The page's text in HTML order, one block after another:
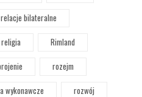
relacje bilateralne
religia
Rimland
rozejm
wykonawcze
rozwój